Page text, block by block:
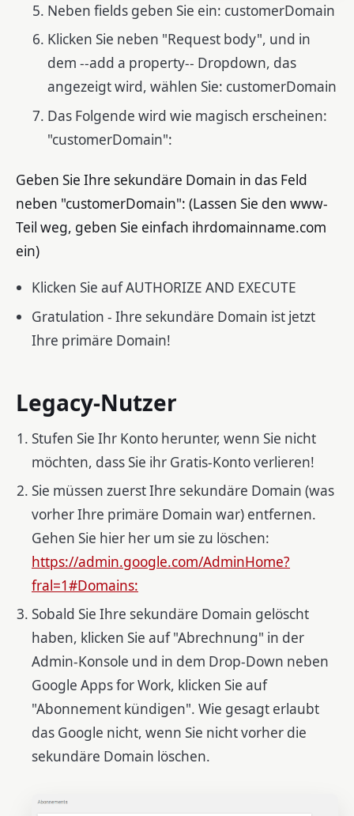
Neben fields geben Sie ein: customerDomain
Klicken Sie neben "Request body", und in
dem --add a property-- Dropdown, das
angezeigt wird, wählen Sie: customerDomain
Das Folgende wird wie magisch erscheinen:
"customerDomain":
Geben Sie Ihre sekundäre Domain in das Feld
neben "customerDomain": (Lassen Sie den www-
Teil weg, geben Sie einfach ihrdomainname.com
ein)
Klicken Sie auf AUTHORIZE AND EXECUTE
Gratulation - Ihre sekundäre Domain ist jetzt
Ihre primäre Domain!
Legacy-Nutzer
Stufen Sie Ihr Konto herunter, wenn Sie nicht
möchten, dass Sie ihr Gratis-Konto verlieren!
Sie müssen zuerst Ihre sekundäre Domain (was
vorher Ihre primäre Domain war) entfernen.
Gehen Sie hier her um sie zu löschen:
https://admin.google.com/AdminHome?
fral=1#Domains:
Sobald Sie Ihre sekundäre Domain gelöscht
haben, klicken Sie auf "Abrechnung" in der
Admin-Konsole und in dem Drop-Down neben
Google Apps for Work, klicken Sie auf
"Abonnement kündigen". Wie gesagt erlaubt
das Google nicht, wenn Sie nicht vorher die
sekundäre Domain löschen.